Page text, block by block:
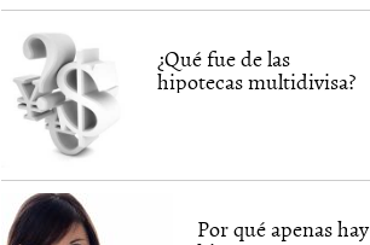
¿Qué fue de las
hipotecas multidivisa?
Por qué apenas hay